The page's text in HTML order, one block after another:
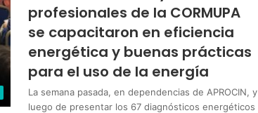
profesionales de la CORMUPA
se capacitaron en eficiencia
energética y buenas prácticas
para el uso de la energía
La semana pasada, en dependencias de APROCIN, y
luego de presentar los 67 diagnósticos energéticos